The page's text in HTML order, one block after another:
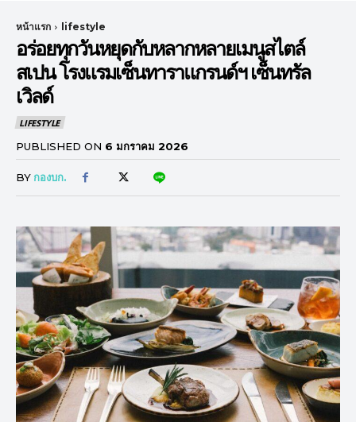
หน้าแรก lifestyle
อร่อยทุกวันหยุดกับหลากหลายเมนูสไตล์
สเปน โรงแรมเซ็นทาราแกรนด์ฯ เซ็นทรัล
เวิลด์
LIFESTYLE
PUBLISHED ON 6 มกราคม 2026
BY กองบก.